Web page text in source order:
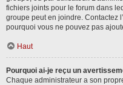
fichiers joints pour le forum dans
groupe peut en joindre. Contactez
pourquoi vous ne pouvez pas
Haut
Pourquoi ai-je reçu un
Chaque administrateur a son